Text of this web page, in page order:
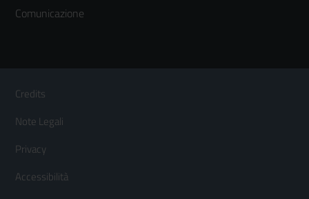
Comunicazione
Footer
Menù
orizzontale
Credits
Note Legali
Privacy
Accessibilità